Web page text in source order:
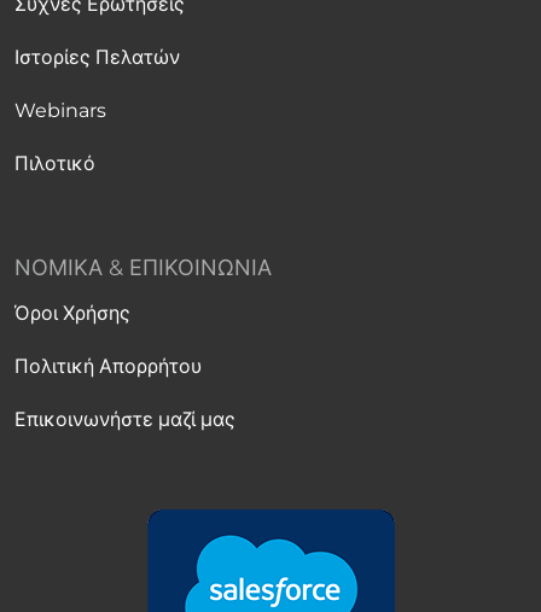
Ιστορίες Πελατών
Webinars
Πιλοτικό
ΝΟΜΙΚΆ & ΕΠΙΚΟΙΝΩΝΊΑ
Όροι Χρήσης
Πολιτική Απορρήτου
Επικοινωνήστε μαζί μας